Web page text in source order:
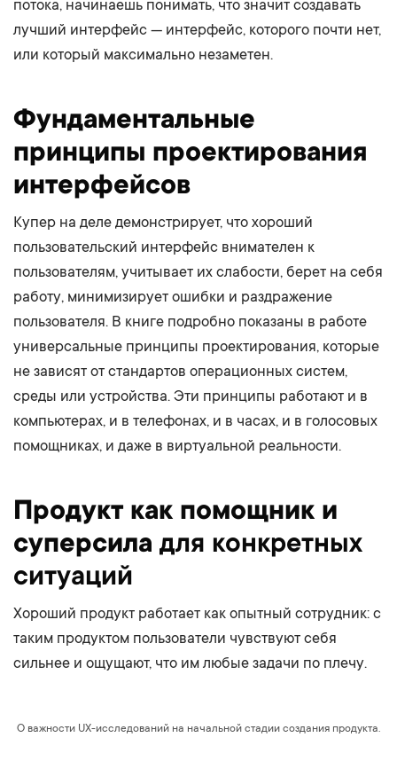
потока, начинаешь понимать, что значит создавать
лучший интерфейс — интерфейс, которого почти нет,
или который максимально незаметен.
Фундаментальные
принципы проектирования
интерфейсов
Купер на деле демонстрирует, что хороший
пользовательский интерфейс внимателен к
пользователям, учитывает их слабости, берет на себя
работу, минимизирует ошибки и раздражение
пользователя. В книге подробно показаны в работе
универсальные принципы проектирования, которые
не зависят от стандартов операционных систем,
среды или устройства. Эти принципы работают и в
компьютерах, и в телефонах, и в часах, и в голосовых
помощниках, и даже в виртуальной реальности.
Продукт как помощник и
суперсила для конкретных
ситуаций
Хороший продукт работает как опытный сотрудник: с
таким продуктом пользователи чувствуют себя
сильнее и ощущают, что им любые задачи по плечу.
О важности UX-исследований на начальной стадии создания продукта.